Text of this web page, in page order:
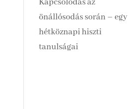
önállósodás során – egy
hétköznapi hiszti
tanulságai